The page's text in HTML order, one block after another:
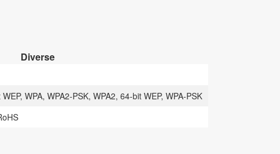
Diverse
WPA, WPA2-PSK, WPA2, 64-bit WEP, WPA-PSK